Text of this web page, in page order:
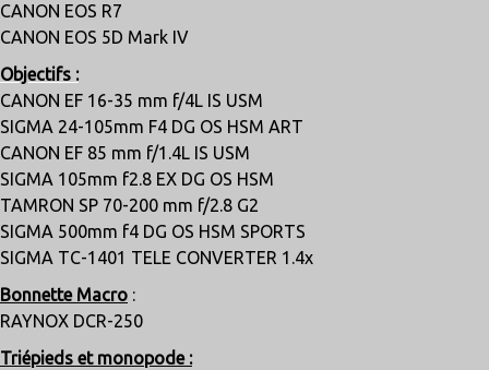
CANON EOS R7
CANON EOS 5D Mark IV
Objectifs :
CANON EF 16-35 mm f/4L IS USM
SIGMA 24-105mm F4 DG OS HSM ART
CANON EF 85 mm f/1.4L IS USM
SIGMA 105mm f2.8 EX DG OS HSM
TAMRON SP 70-200 mm f/2.8 G2
SIGMA 500mm f4 DG OS HSM SPORTS
SIGMA TC-1401 TELE CONVERTER 1.4x
Bonnette Macro :
RAYNOX DCR-250
Triépieds et monopode :